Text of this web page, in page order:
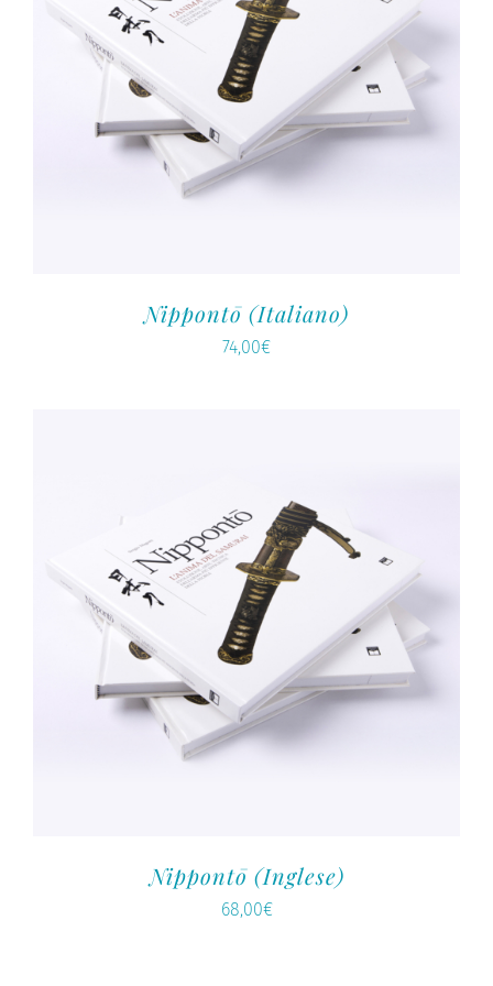
Nippontō (Italiano)
74,00€
Nippontō (Inglese)
68,00€